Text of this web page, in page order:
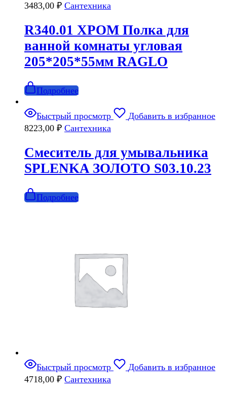
3483,00 ₽ Сантехника
R340.01 ХРОМ Полка для
ванной комнаты угловая
205*205*55мм RAGLO
Подробнее
Быстрый просмотр
Добавить в избранное
8223,00 ₽ Сантехника
Смеситель для умывальника
SPLENKA ЗОЛОТО S03.10.23
Подробнее
Быстрый просмотр
Добавить в избранное
4718,00 ₽ Сантехника